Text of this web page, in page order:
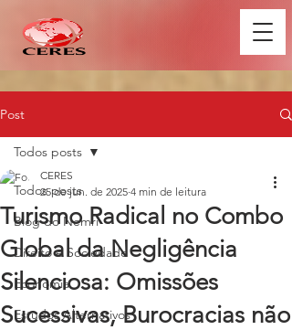
Post
Todos posts
Blog do Nemri
Direito e Sociedade
Economia
Estudos Alternativos
Todos posts
Turismo Radical no Combo
Global da Negligência
Silenciosa: Omissões
Sucessivas, Burocracias não
CERES
25 de jun. de 2025 4 min de leitura